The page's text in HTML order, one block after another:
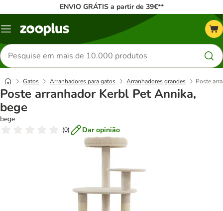
ENVIO GRÁTIS a partir de 39€**
Menu
Pesquisar
produtos
Gatos Arranhadores para gatos Arranhadores grandes Poste
Poste arranhador Kerbl Pet Annika,
bege
bege
(0) Dar opinião